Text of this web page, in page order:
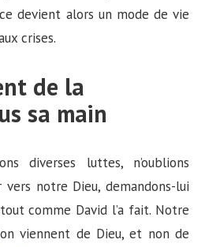
devient alors un mode de vie
crises.
de la
sa main
diverses luttes, n’oublions
notre Dieu, demandons-lui
comme David l’a fait. Notre
viennent de Dieu, et non de